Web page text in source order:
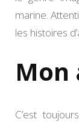
marine.
les histoires
Mon
C’est